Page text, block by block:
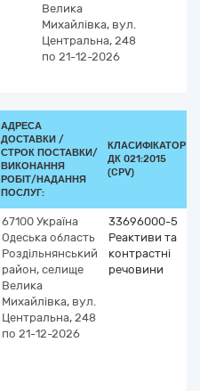
Велика
Михайлівка, вул.
Центральна, 248
по 21-12-2026
АДРЕСА
ДОСТАВКИ /
СТРОК ПОСТАВКИ/
ВИКОНАННЯ
РОБІТ/НАДАННЯ
ПОСЛУГ:
КЛАСИФІКАТОР
ДК 021:2015
(CPV)
67100 Україна
Одеська область
Роздільнянський
район, селище
Велика
Михайлівка, вул.
Центральна, 248
по 21-12-2026
33696000-5
Реактиви та
контрастні
речовини